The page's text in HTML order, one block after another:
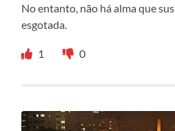
No entanto, não há alma que
esgotada.
1 0